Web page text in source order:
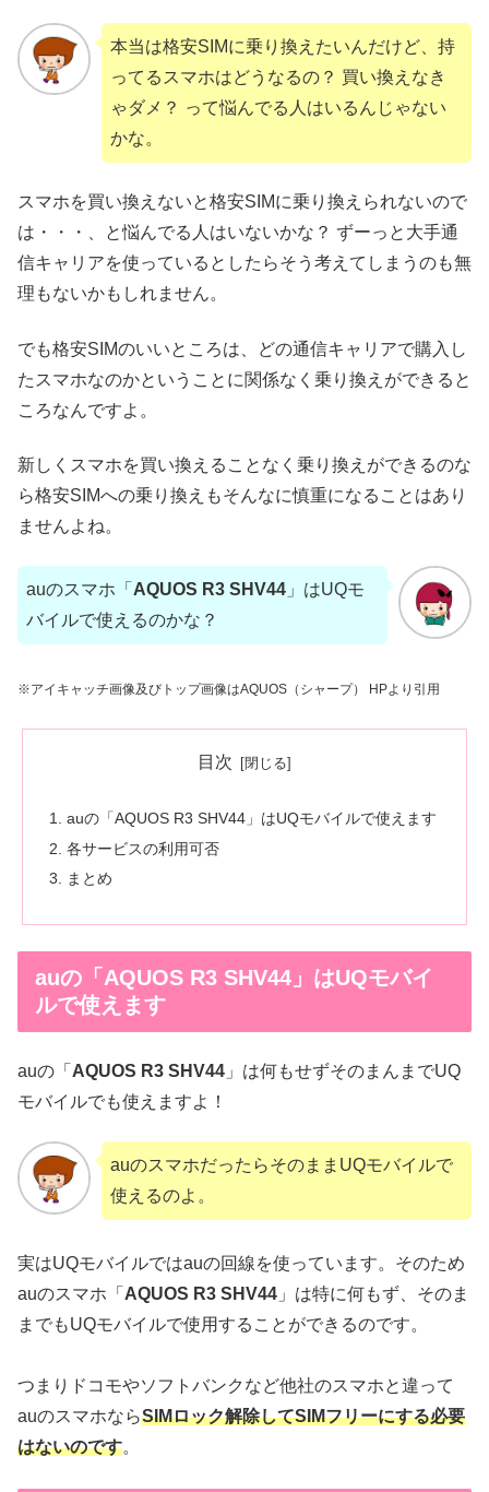
本当は格安SIMに乗り換えたいんだけど、持
ってるスマホはどうなるの？ 買い換えなき
ゃダメ？ って悩んでる人はいるんじゃない
かな。
スマホを買い換えないと格安SIMに乗り換えられないので
は・・・、と悩んでる人はいないかな？ ずーっと大手通
信キャリアを使っているとしたらそう考えてしまうのも無
理もないかもしれません。
でも格安SIMのいいところは、どの通信キャリアで購入し
たスマホなのかということに関係なく乗り換えができると
ころなんですよ。
新しくスマホを買い換えることなく乗り換えができるのな
ら格安SIMへの乗り換えもそんなに慎重になることはあり
ませんよね。
auのスマホ「 AQUOS R3 SHV44 」はUQモ
バイルで使えるのかな？
※アイキャッチ画像及びトップ画像はAQUOS（シャープ） HPより引用
目次
auの「AQUOS R3 SHV44」はUQモバイルで使えます
各サービスの利用可否
まとめ
auの「AQUOS R3 SHV44」はUQモバイ
ルで使えます
auの「 AQUOS R3 SHV44 」は何もせずそのまんまでUQ
モバイルでも使えますよ！
auのスマホだったらそのままUQモバイルで
使えるのよ。
実はUQモバイルではauの回線を使っています。そのため
auのスマホ「 AQUOS R3 SHV44 」は特に何もず、そのま
までもUQモバイルで使用することができるのです。
つまりドコモやソフトバンクなど他社のスマホと違って
auのスマホならSIMロック解除してSIMフリーにする必要
はないのです。